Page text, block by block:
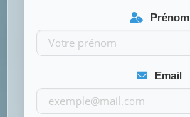
Prénom
Email